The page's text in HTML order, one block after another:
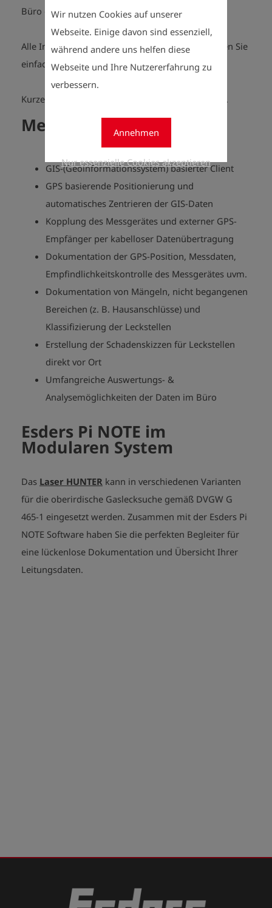
Wir nutzen Cookies auf unserer
Webseite. Einige davon sind essenziell,
während andere uns helfen diese
Webseite und Ihre Nutzererfahrung zu
verbessern.
Annehmen
Nur essenzielle Cookies akzeptieren
Büro eingesetzt wird.
Alle Informationen rund umEsders Pi NOTE
finden Sie
einfach erklärthier.
Kurze Videos zu einzelnen Fragen finden Sie .
Merkmale
GIS-(Geoinformationssystem) basierter Client
GPS basierende Positionierung und
automatisches Zentrieren der GIS-Daten
Kopplung des Messgerätes und externer GPS-
Empfänger per kabelloser Datenübertragung
Dokumentation der GPS-Position, Messdaten,
Empfindlichkeitskontrolle des Messgerätes uvm.
Dokumentation von Mängeln, nicht begangenen
Bereichen (z. B. Hausanschlüsse) und
Klassifizierung der Leckstellen
Erstellung der Schadenskizzen für Leckstellen
direkt vor Ort
Umfangreiche Auswertungs- &
Analysemöglichkeiten der Daten im Büro
Esders Pi NOTE im
Modularen System
Das Laser HUNTER kann in verschiedenen Varianten
für die oberirdische Gaslecksuche gemäß DVGW G
465-1 eingesetzt werden. Zusammen mit der Esders Pi
NOTE Software haben Sie die perfekten Begleiter für
eine lückenlose Dokumentation und Übersicht Ihrer
Leitungsdaten.